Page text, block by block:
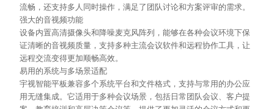
流畅，还支持多人同时操作，满足了团队讨论和方案评审的需求。
强大的音视频功能
设备内置高清摄像头和降噪麦克风阵列，能够在各种会议环境下保
证清晰的音视频质量，支持多种主流会议软件和远程协作工具，让
远程交流变得更加顺畅高效。
易用的系统与多场景适配
宇视智能平板兼容多个系统平台和文件格式，支持与常用的办公应
用无缝集成。它适用于多种会议场景，包括日常团队会议、客户提